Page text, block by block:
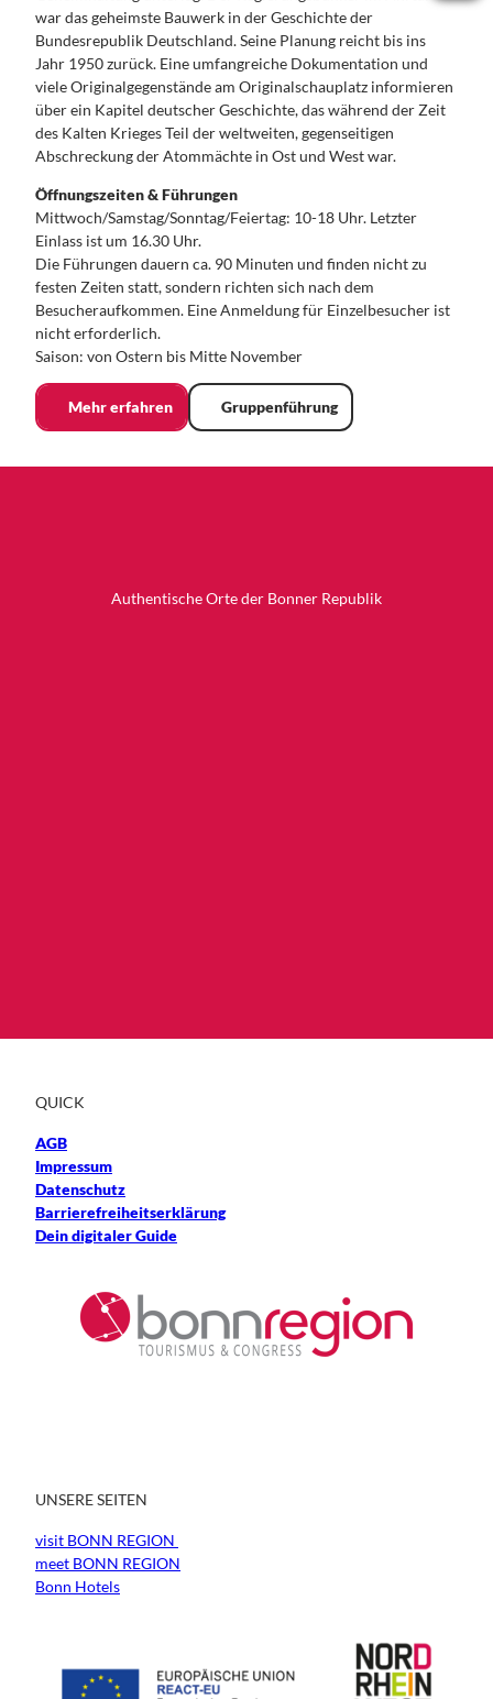
war das geheimste Bauwerk in der Geschichte der
Bundesrepublik Deutschland. Seine Planung reicht bis ins
Jahr 1950 zurück. Eine umfangreiche Dokumentation und
viele Originalgegenstände am Originalschauplatz informieren
über ein Kapitel deutscher Geschichte, das während der Zeit
des Kalten Krieges Teil der weltweiten, gegenseitigen
Abschreckung der Atommächte in Ost und West war.
Öffnungszeiten & Führungen
Mittwoch/Samstag/Sonntag/Feiertag: 10-18 Uhr. Letzter
Einlass ist um 16.30 Uhr.
Die Führungen dauern ca. 90 Minuten und finden nicht zu
festen Zeiten statt, sondern richten sich nach dem
Besucheraufkommen. Eine Anmeldung für Einzelbesucher ist
nicht erforderlich.
Saison: von Ostern bis Mitte November
Mehr erfahren Gruppenführung
Authentische Orte der Bonner Republik
QUICK
AGB
Impressum
Datenschutz
Barrierefreiheitserklärung
Dein digitaler Guide
UNSERE SEITEN
visit BONN REGION
meet BONN REGION
Bonn Hotels